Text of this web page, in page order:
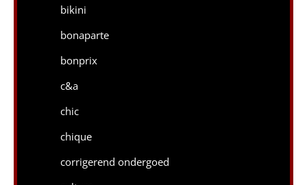
bikini
bonaparte
bonprix
c&a
chic
chique
corrigerend ondergoed